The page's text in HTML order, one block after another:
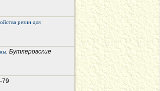
резин для
. Бутлеровские
79